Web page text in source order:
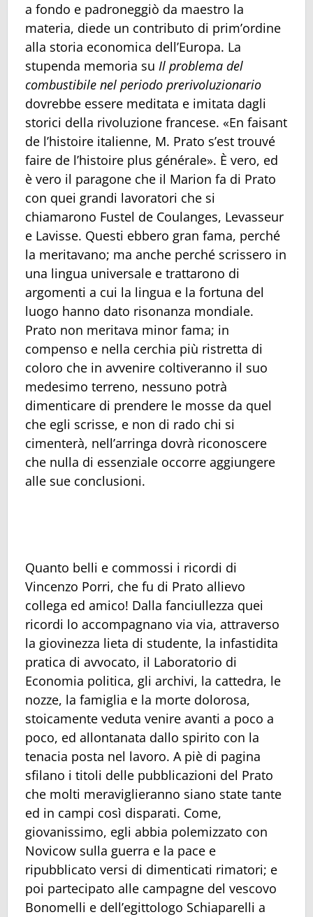
a fondo e padroneggiò da maestro la
materia, diede un contributo di prim’ordine
alla storia economica dell’Europa. La
stupenda memoria su Il problema del
combustibile nel periodo prerivoluzionario
dovrebbe essere meditata e imitata dagli
storici della rivoluzione francese. «En faisant
de l’histoire italienne, M. Prato s’est trouvé
faire de l’histoire plus générale». È vero, ed
è vero il paragone che il Marion fa di Prato
con quei grandi lavoratori che si
chiamarono Fustel de Coulanges, Levasseur
e Lavisse. Questi ebbero gran fama, perché
la meritavano; ma anche perché scrissero in
una lingua universale e trattarono di
argomenti a cui la lingua e la fortuna del
luogo hanno dato risonanza mondiale.
Prato non meritava minor fama; in
compenso e nella cerchia più ristretta di
coloro che in avvenire coltiveranno il suo
medesimo terreno, nessuno potrà
dimenticare di prendere le mosse da quel
che egli scrisse, e non di rado chi si
cimenterà, nell’arringa dovrà riconoscere
che nulla di essenziale occorre aggiungere
alle sue conclusioni.
Quanto belli e commossi i ricordi di
Vincenzo Porri, che fu di Prato allievo
collega ed amico! Dalla fanciullezza quei
ricordi lo accompagnano via via, attraverso
la giovinezza lieta di studente, la infastidita
pratica di avvocato, il Laboratorio di
Economia politica, gli archivi, la cattedra, le
nozze, la famiglia e la morte dolorosa,
stoicamente veduta venire avanti a poco a
poco, ed allontanata dallo spirito con la
tenacia posta nel lavoro. A piè di pagina
sfilano i titoli delle pubblicazioni del Prato
che molti meraviglieranno siano state tante
ed in campi così disparati. Come,
giovanissimo, egli abbia polemizzato con
Novicow sulla guerra e la pace e
ripubblicato versi di dimenticati rimatori; e
poi partecipato alle campagne del vescovo
Bonomelli e dell’egittologo Schiaparelli a